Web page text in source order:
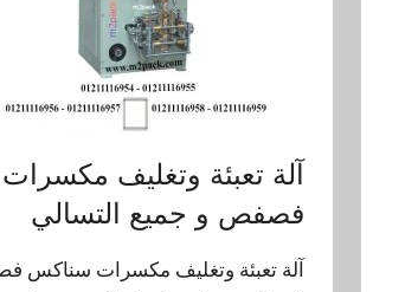
آلة تعبئة وتغليف
فصفص و جميع التسالي
آلة تعبئة وتغليف مكسرات سناكس